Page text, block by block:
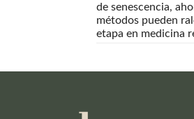
de senescencia,
métodos pueden
etapa en medicina